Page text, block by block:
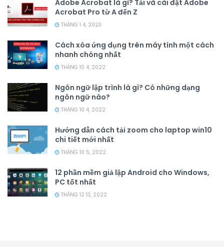
Adobe Acrobat là gì? Tải và cài đặt Adobe
Acrobat Pro từ A đến Z
THÁNG 1 4, 2023
Cách xóa ứng dụng trên máy tính một cách
nhanh chóng nhất
THÁNG 10 4, 2022
Ngôn ngữ lập trình là gì? Có những dạng
ngôn ngữ nào?
THÁNG 10 4, 2022
Hướng dẫn cách tải zoom cho laptop win10
chi tiết mới nhất
THÁNG 10 5, 2022
12 phần mềm giả lập Android cho Windows,
PC tốt nhất
THÁNG 12 13, 2022